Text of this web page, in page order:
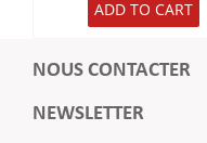
ADD TO CART
NOUS CONTACTER
NEWSLETTER